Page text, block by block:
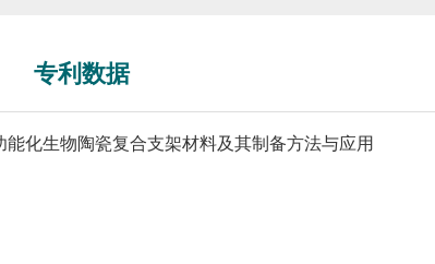
专利数据
化生物陶瓷复合支架材料及其制备方法与应用